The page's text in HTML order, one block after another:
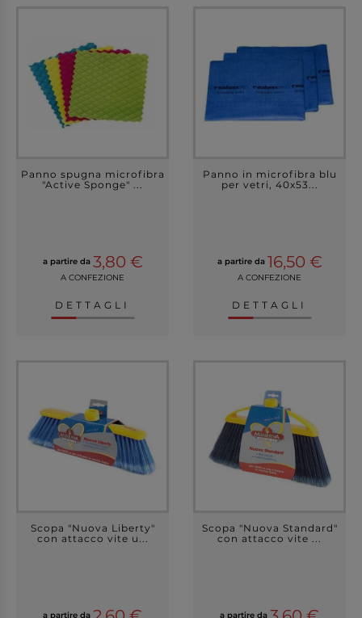
Panno spugna microfibra
"Active Sponge" ...
a partire da 3,80 €
A CONFEZIONE
DETTAGLI
Panno in microfibra blu
per vetri, 40x53...
a partire da 16,50 €
A CONFEZIONE
DETTAGLI
Scopa "Nuova Liberty"
con attacco vite u...
a partire da
Scopa "Nuova Standard"
con attacco vite ...
a partire da